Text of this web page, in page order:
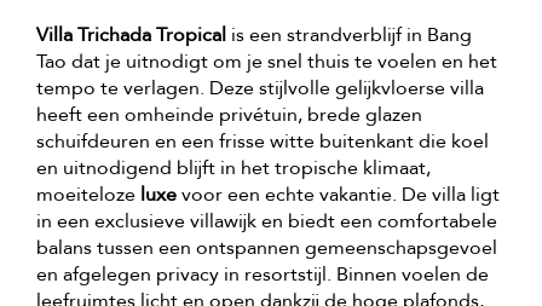
Villa Trichada Tropical is een strandverblijf in Bang
Tao dat je uitnodigt om je snel thuis te voelen en het
tempo te verlagen. Deze stijlvolle gelijkvloerse villa
heeft een omheinde privétuin, brede glazen
schuifdeuren en een frisse witte buitenkant die koel
en uitnodigend blijft in het tropische klimaat,
moeiteloze luxevoor een echte vakantie. De villa ligt
in een exclusieve villawijk en biedt een comfortabele
balans tussen een ontspannen gemeenschapsgevoel
en afgelegen privacy in resortstijl. Binnen voelen de